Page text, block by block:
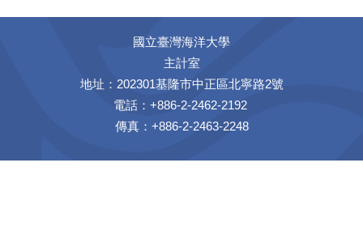
國立臺灣海洋大學
主計室
地址：202301基隆市中正區北寧路2號
電話：+886-2-2462-2192
傳真：+886-2-2463-2248